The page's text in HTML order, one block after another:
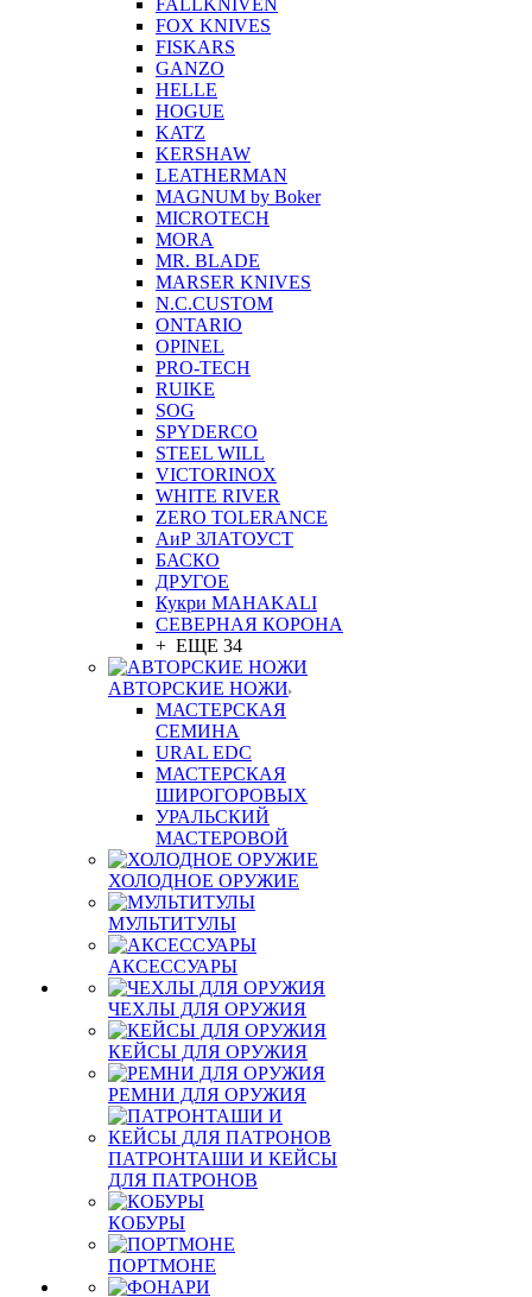
FALLKNIVEN
FOX KNIVES
FISKARS
GANZO
HELLE
HOGUE
KATZ
KERSHAW
LEATHERMAN
MAGNUM by Boker
MICROTECH
MORA
MR. BLADE
MARSER KNIVES
N.C.CUSTOM
ONTARIO
OPINEL
PRO-TECH
RUIKE
SOG
SPYDERCO
STEEL WILL
VICTORINOX
WHITE RIVER
ZERO TOLERANCE
АиР ЗЛАТОУСТ
БАСКО
ДРУГОЕ
Кукри MAHAKALI
СЕВЕРНАЯ КОРОНА
+ ЕЩЕ 34
АВТОРСКИЕ НОЖИ
МАСТЕРСКАЯ
СЕМИНА
URAL EDC
МАСТЕРСКАЯ
ШИРОГОРОВЫХ
УРАЛЬСКИЙ
МАСТЕРОВОЙ
ХОЛОДНОЕ ОРУЖИЕ
МУЛЬТИТУЛЫ
АКСЕССУАРЫ
ЧЕХЛЫ ДЛЯ ОРУЖИЯ
КЕЙСЫ ДЛЯ ОРУЖИЯ
РЕМНИ ДЛЯ ОРУЖИЯ
ПАТРОНТАШИ И КЕЙСЫ
ДЛЯ ПАТРОНОВ
КОБУРЫ
ПОРТМОНЕ